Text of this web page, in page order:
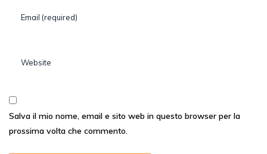
Salva il mio nome, email e sito web in questo browser per la
prossima volta che commento.